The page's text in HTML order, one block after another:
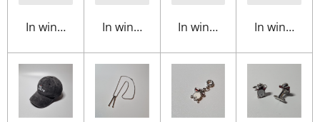
In winkelwagenIn winkelwagenIn winkelwagenIn